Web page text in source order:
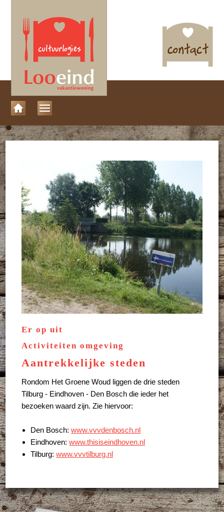
Er op uit
Activiteiten omgeving
Aantrekkelijke steden
Rondom Het Groene Woud liggen de drie steden
Tilburg - Eindhoven - Den Bosch die ieder het
bezoeken waard zijn. Zie hiervoor:
Den Bosch:www.vvvdenbosch.nl
Eindhoven:www.thisiseindhoven.nl
Tilburg:www.vvvtilburg.nl